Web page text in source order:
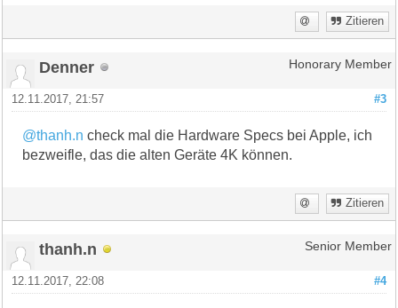
Zitieren
Denner Honorary Member
#3
12.11.2017, 21:57
@thanh.n check mal die Hardware Specs bei Apple, ich
bezweifle, das die alten Geräte 4K können.
Zitieren
thanh.n Senior Member
#4
12.11.2017, 22:08